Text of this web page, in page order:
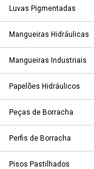
Luvas Pigmentadas
Mangueiras Hidráulicas
Mangueiras Industriais
Papelões Hidráulicos
Peças de Borracha
Perfis de Borracha
Pisos Pastilhados